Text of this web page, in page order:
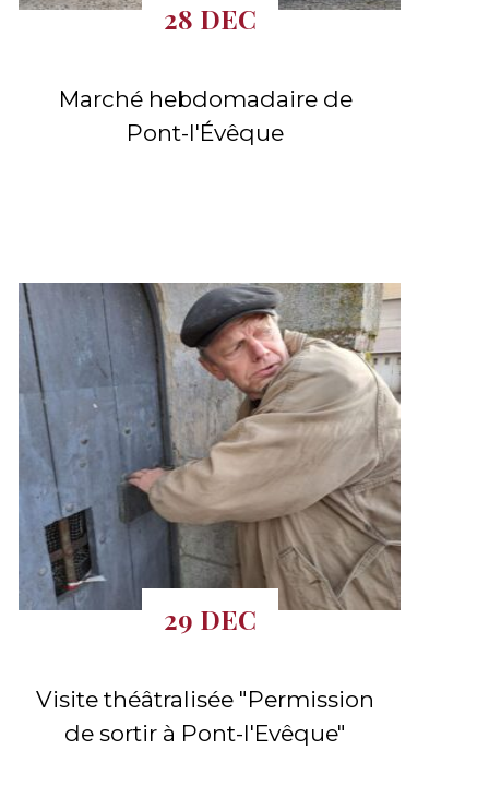
28 DEC
Marché hebdomadaire de
Pont-l'Évêque
29 DEC
Visite théâtralisée "Permission
de sortir à Pont-l'Evêque"